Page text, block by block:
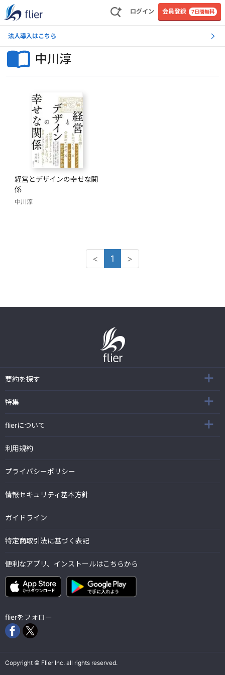
ログイン 会員登録 7日間無料
法人導入はこちら
中川淳
経営とデザインの幸せな関
係
中川淳
< 1 >
要約を探す
特集
flierについて
利用規約
プライバシーポリシー
情報セキュリティ基本方針
ガイドライン
特定商取引法に基づく表記
便利なアプリ、インストールはこちらから
flierをフォロー
Copyright © Flier Inc. all rights reserved.